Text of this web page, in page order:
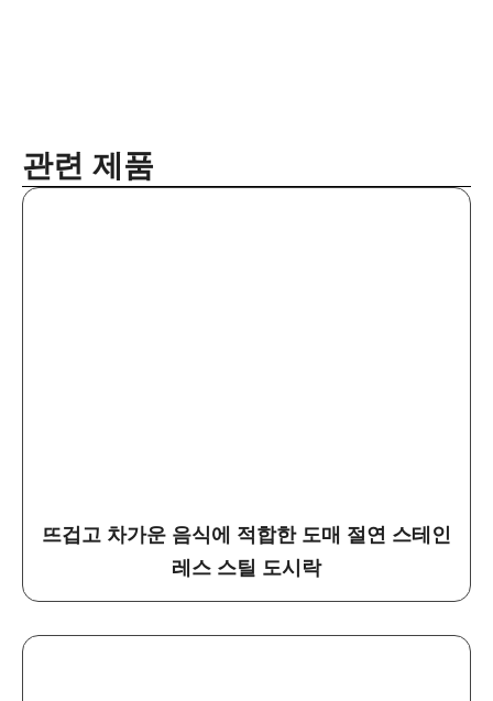
관련 제품
뜨겁고 차가운 음식에 적합한 도매 절연 스테인
레스 스틸 도시락